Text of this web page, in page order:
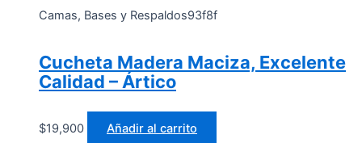
Camas, Bases y Respaldos93f8f
Cucheta Madera Maciza, Excelente
Calidad – Ártico
$19,900 Añadir al carrito